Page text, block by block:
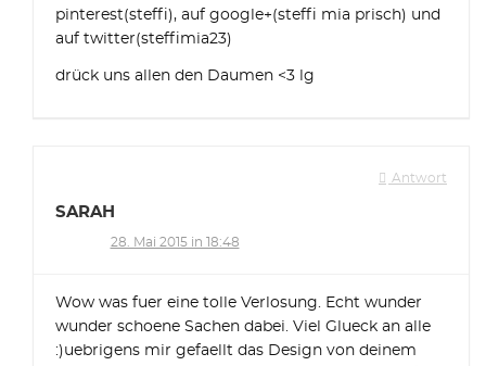
pinterest(steffi), auf google+(steffi mia prisch) und
auf twitter(steffimia23)
drück uns allen den Daumen <3 lg
Antwort
SARAH
28. Mai 2015 in 18:48
Wow was fuer eine tolle Verlosung. Echt wunder
wunder schoene Sachen dabei. Viel Glueck an alle
:)uebrigens mir gefaellt das Design von deinem